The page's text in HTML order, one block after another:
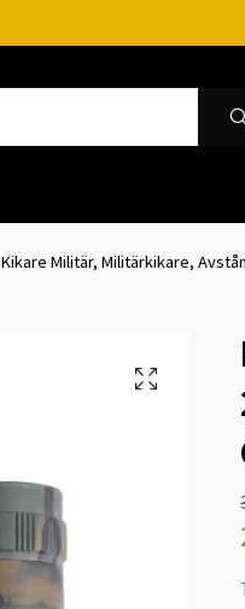
Kikare Militär, Militärkikare,